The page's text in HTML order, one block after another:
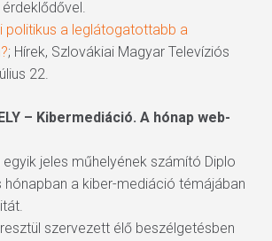
politikus a leglátogatottabb a
; Hírek, Szlovákiai Magyar Televíziós
22.
– Kibermediáció. A hónap web-
jeles műhelyének számító Diplo
hónapban a kiber-mediáció témájában
szervezett élő beszélgetésben